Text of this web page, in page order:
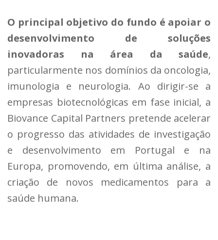
O principal objetivo do fundo é apoiar o
desenvolvimento de soluções
inovadoras na área da saúde,
particularmente nos domínios da oncologia,
imunologia e neurologia. Ao dirigir-se a
empresas biotecnológicas em fase inicial, a
Biovance Capital Partners pretende acelerar
o progresso das atividades de investigação
e desenvolvimento em Portugal e na
Europa, promovendo, em última análise, a
criação de novos medicamentos para a
saúde humana.